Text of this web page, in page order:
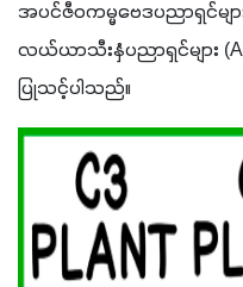
အပင်ဇီဝကမ္မဗေဒပညာရှင်မျာ
လယ်ယာသီးနှံပညာရှင်များ
ပြုသင့်ပါသည်။